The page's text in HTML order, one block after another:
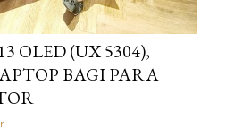
OLED (UX 5304),
BAGI PARA